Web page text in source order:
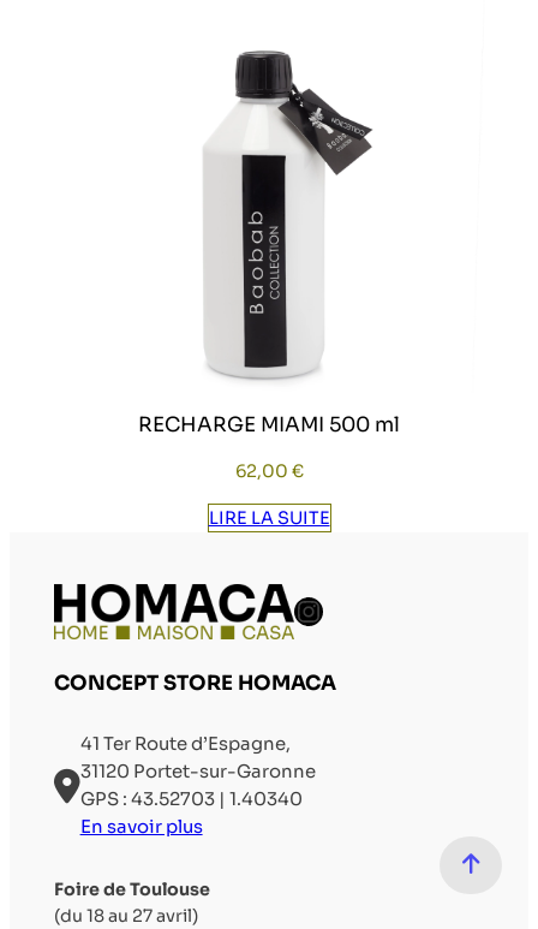
RECHARGE MIAMI 500 ml
62,00 €
LIRE LA SUITE
Compte
CONCEPT STORE HOMACA
41 Ter Route d’Espagne,
31120 Portet-sur-Garonne
GPS : 43.52703 | 1.40340
En savoir plus
Foire de Toulouse
(du 18 au 27 avril)